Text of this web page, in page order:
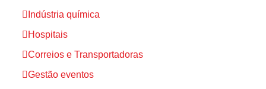
Indústria química
Hospitais
Correios e Transportadoras
Gestão eventos